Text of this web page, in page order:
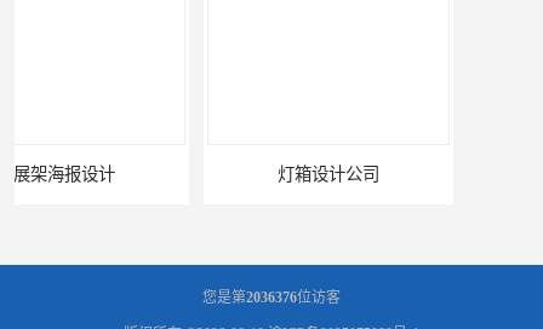
灯箱设计公司
您是第2036376位访客